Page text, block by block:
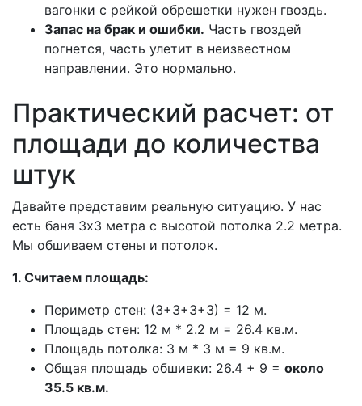
вагонки с рейкой обрешетки нужен гвоздь.
Запас на брак и ошибки. Часть гвоздей
погнется, часть улетит в неизвестном
направлении. Это нормально.
Практический расчет: от
площади до количества
штук
Давайте представим реальную ситуацию. У нас
есть баня 3х3 метра с высотой потолка 2.2 метра.
Мы обшиваем стены и потолок.
1. Считаем площадь:
Периметр стен: (3+3+3+3) = 12 м.
Площадь стен: 12 м * 2.2 м = 26.4 кв.м.
Площадь потолка: 3 м * 3 м = 9 кв.м.
Общая площадь обшивки: 26.4 + 9 = около
35.5 кв.м.